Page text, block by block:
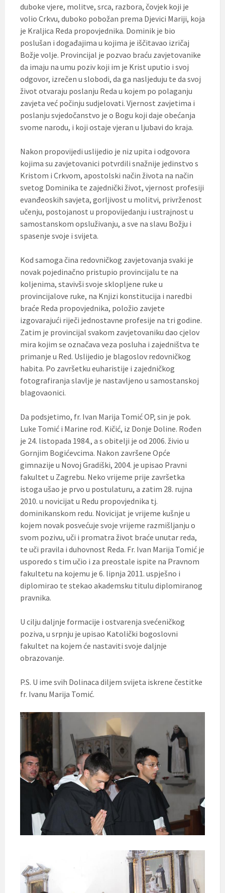
duboke vjere, molitve, srca, razbora, čovjek koji je
volio Crkvu, duboko pobožan prema Djevici Mariji, koja
je Kraljica Reda propovjednika. Dominik je bio
poslušan i događajima u kojima je iščitavao izričaj
Božje volje. Provincijal je pozvao braću zavjetovanike
da imaju na umu poziv koji im je Krist uputio i svoj
odgovor, izrečen u slobodi, da ga nasljeduju te da svoj
život otvaraju poslanju Reda u kojem po polaganju
zavjeta već počinju sudjelovati. Vjernost zavjetima i
poslanju svjedočanstvo je o Bogu koji daje obećanja
svome narodu, i koji ostaje vjeran u ljubavi do kraja.
Nakon propovijedi uslijedio je niz upita i odgovora
kojima su zavjetovanici potvrdili snažnije jedinstvo s
Kristom i Crkvom, apostolski način života na način
svetog Dominika te zajednički život, vjernost profesiji
evanđeoskih savjeta, gorljivost u molitvi, privrženost
učenju, postojanost u propovijedanju i ustrajnost u
samostanskom opsluživanju, a sve na slavu Božju i
spasenje svoje i svijeta.
Kod samoga čina redovničkog zavjetovanja svaki je
novak pojedinačno pristupio provincijalu te na
koljenima, stavivši svoje sklopljene ruke u
provincijalove ruke, na Knjizi konstitucija i naredbi
braće Reda propovjednika, položio zavjete
izgovarajući riječi jednostavne profesije na tri godine.
Zatim je provincijal svakom zavjetovaniku dao cjelov
mira kojim se označava veza posluha i zajedništva te
primanje u Red. Uslijedio je blagoslov redovničkog
habita. Po završetku euharistije i zajedničkog
fotografiranja slavlje je nastavljeno u samostanskoj
blagovaonici.
Da podsjetimo, fr. Ivan Marija Tomić OP, sin je pok.
Luke Tomić i Marine rođ. Kičić, iz Donje Doline. Rođen
je 24. listopada 1984., a s obitelji je od 2006. živio u
Gornjim Bogićevcima. Nakon završene Opće
gimnazije u Novoj Gradiški, 2004. je upisao Pravni
fakultet u Zagrebu. Neko vrijeme prije završetka
istoga ušao je prvo u postulaturu, a zatim 28. rujna
2010. u novicijat u Redu propovjednika tj.
dominikanskom redu. Novicijat je vrijeme kušnje u
kojem novak posvećuje svoje vrijeme razmišljanju o
svom pozivu, uči i promatra život braće unutar reda,
te uči pravila i duhovnost Reda. Fr. Ivan Marija Tomić je
usporedo s tim učio i za preostale ispite na Pravnom
fakultetu na kojemu je 6. lipnja 2011. uspješno i
diplomirao te stekao akademsku titulu diplomiranog
pravnika.
U cilju daljnje formacije i ostvarenja svećeničkog
poziva, u srpnju je upisao Katolički bogoslovni
fakultet na kojem će nastaviti svoje daljnje
obrazovanje.
P.S. U ime svih Dolinaca diljem svijeta iskrene čestitke
fr. Ivanu Marija Tomić.